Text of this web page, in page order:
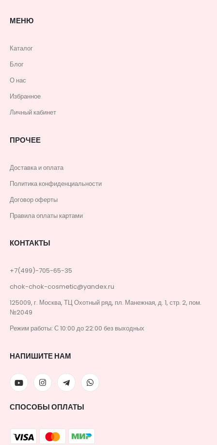
МЕНЮ
Каталог
Блог
О нас
Избранное
Личный кабинет
ПРОЧЕЕ
Доставка и оплата
Политика конфиденциальности
Договор оферты
Правила оплаты картами
КОНТАКТЫ
+7(499)-705-65-35
chok-chok-cosmetic@yandex.ru
125009, г. Москва, ТЦ Охотный ряд, пл. Манежная, д. 1, стр. 2, пом.
№2049
Режим работы: С 10:00 до 22:00 без выходных
НАПИШИТЕ НАМ
СПОСОБЫ ОПЛАТЫ